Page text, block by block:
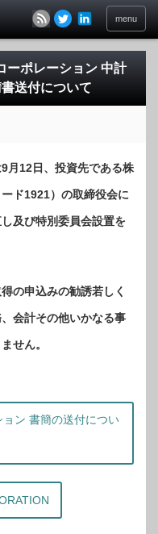
menu
ーポレーション 中計
送付について
月12日、投資先である株
ド1921）の取締役会に
及び特別委員会設置を
の申込みの勧誘若しく
会計その他いかなる事
せん。
ン 書簡の送付につい